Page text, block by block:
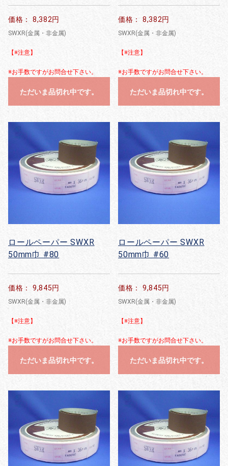
価格： 8,382円
SWXR(金属・非金属)
【※注意】
※お手数ですがお問合せ下さい。
ただいま品切れ中です。
価格： 8,382円
SWXR(金属・非金属)
【※注意】
※お手数ですがお問合せ下さい。
ただいま品切れ中です。
ロールペーパー SWXR
50mm巾 #80
価格： 9,845円
SWXR(金属・非金属)
【※注意】
※お手数ですがお問合せ下さい。
ただいま品切れ中です。
ロールペーパー SWXR
50mm巾 #60
価格： 9,845円
SWXR(金属・非金属)
【※注意】
※お手数ですがお問合せ下さい。
ただいま品切れ中です。